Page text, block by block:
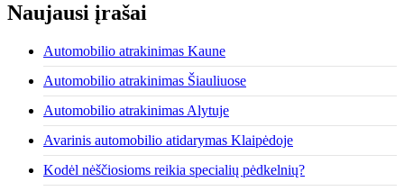
Naujausi įrašai
Automobilio atrakinimas Kaune
Automobilio atrakinimas Šiauliuose
Automobilio atrakinimas Alytuje
Avarinis automobilio atidarymas Klaipėdoje
Kodėl nėščiosioms reikia specialių pėdkelnių?